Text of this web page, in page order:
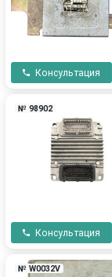
Консультация
№ 98902
Консультация
№ W0032V